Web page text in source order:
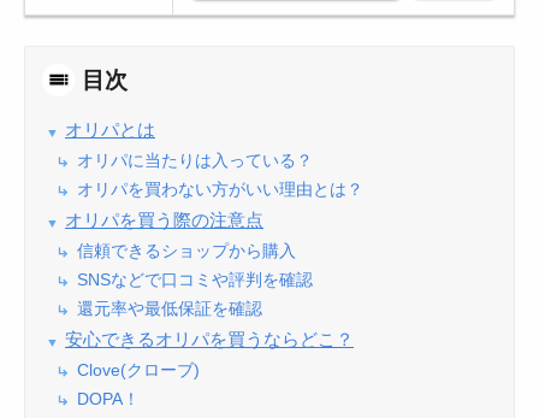
目次
オリパとは
オリパに当たりは入っている？
オリパを買わない方がいい理由とは？
オリパを買う際の注意点
信頼できるショップから購入
SNSなどで口コミや評判を確認
還元率や最低保証を確認
安心できるオリパを買うならどこ？
Clove(クローブ)
DOPA！